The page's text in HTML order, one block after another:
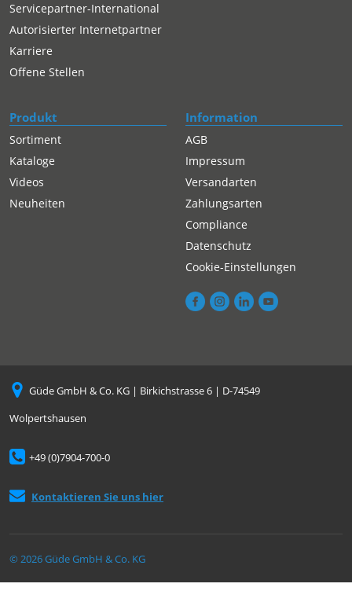
Servicepartner-International
Autorisierter Internetpartner
Karriere
Offene Stellen
Produkt
Sortiment
Kataloge
Videos
Neuheiten
Information
AGB
Impressum
Versandarten
Zahlungsarten
Compliance
Datenschutz
Cookie-Einstellungen
Güde GmbH & Co. KG | Birkichstrasse 6 | D-74549
Wolpertshausen
+49 (0)7904-700-0
Kontaktieren Sie uns hier
© 2026 Güde GmbH & Co. KG